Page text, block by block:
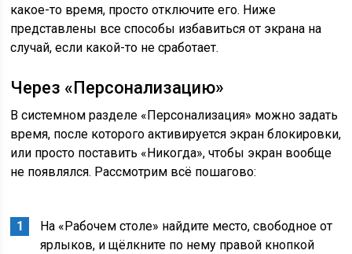
какое-то время, просто отключите его. Ниже
представлены все способы избавиться от экрана на
случай, если какой-то не сработает.
Через «Персонализацию»
В системном разделе «Персонализация» можно задать
время, после которого активируется экран блокировки,
или просто поставить «Никогда», чтобы экран вообще
не появлялся. Рассмотрим всё пошагово:
На «Рабочем столе» найдите место, свободное от
ярлыков, и щёлкните по нему правой кнопкой